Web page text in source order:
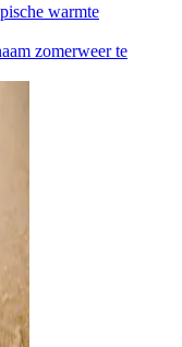
warmte
zomerweer te